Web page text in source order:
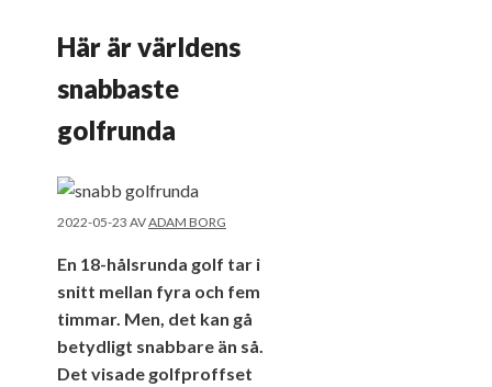
Här är världens
snabbaste
golfrunda
2022-05-23 AVADAM BORG
En 18-hålsrunda golf tar i
snitt mellan fyra och fem
timmar. Men, det kan gå
betydligt snabbare än så.
Det visade golfproffset